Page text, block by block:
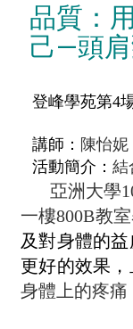
品質：
己—頭
登峰學苑第4
講師： 陳怡妮
活動簡介： 結
亞洲大學
一樓800B教室
及對身體的
更好的效果
身體上的疼